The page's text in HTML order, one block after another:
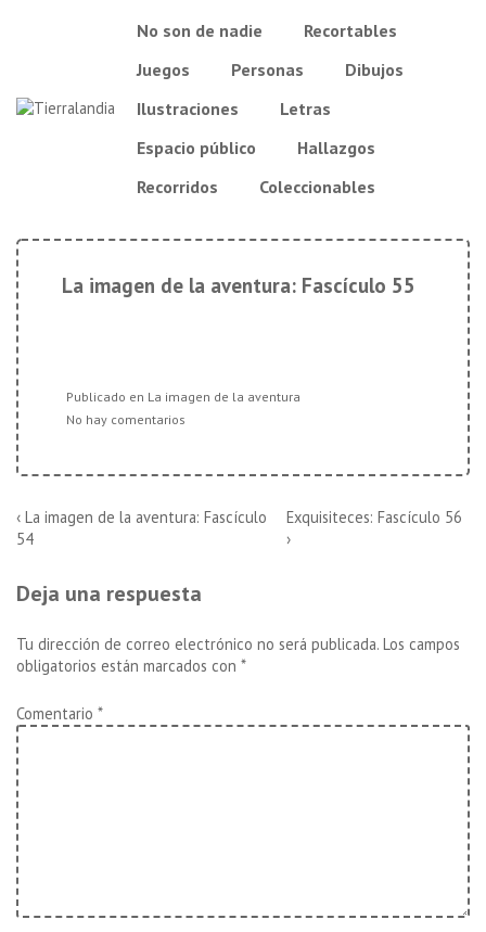
principal
Navegación
principal
No son de nadie
Recortables
Juegos
Personas
Dibujos
Ilustraciones
Letras
Espacio público
Hallazgos
Recorridos
Coleccionables
La imagen de la aventura: Fascículo 55
Publicado en La imagen de la aventura
No hay comentarios
Navegación
entradas
La
entrada
es
‹ La imagen de la aventura: Fascículo
54
La
entrada
Exquisiteces: Fascículo 56
›
Deja una respuesta
Tu dirección de correo electrónico no será publicada. Los campos
obligatorios están marcados con *
Comentario *